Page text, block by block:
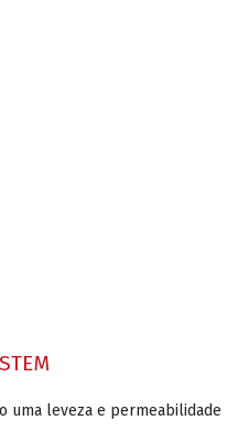
uma leveza e permeabilidade